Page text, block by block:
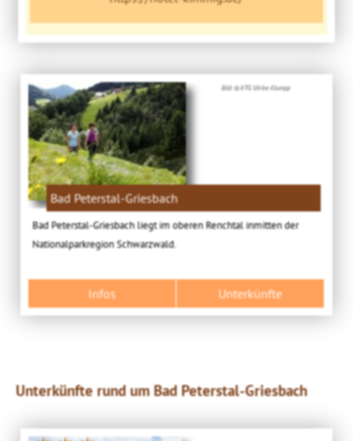
Bild: © KTG Ulrike Klumpp
Bad Peterstal-Griesbach
Bad Peterstal-Griesbach liegt im oberen Renchtal inmitten der
Nationalparkregion Schwarzwald.
Infos Unterkünfte
Unterkünfte rund um Bad Peterstal-Griesbach